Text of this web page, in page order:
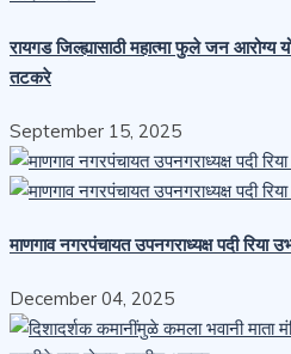
रायगड जिल्ह्यासाठी महात्मा फुले जन आरोग्य
तटकरे
September 15, 2025
माणगाव नगरपंचायत उपनगराध्यक्ष पदी रिया
December 04, 2025